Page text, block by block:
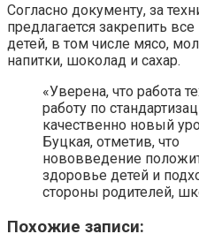
Согласно документу, за
предлагается закрепить
детей, в том числе мясо,
напитки, шоколад и сахар.
«Уверена, что работа
работу по
качественно новый
Буцкая, отметив, что
нововведение
здоровье детей и
стороны родителей,
Похожие записи: